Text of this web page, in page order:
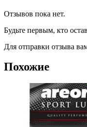
Отзывов пока нет.
Будьте первым, кто
Для отправки отзыва
Похожие